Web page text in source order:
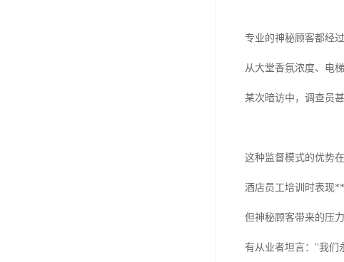
专业的神秘顾客都经
从大堂香氛浓度、电
某次暗访中，调查员
这种监督模式的优势在
酒店员工培训时表现
但神秘顾客带来的压
有从业者坦言："我们